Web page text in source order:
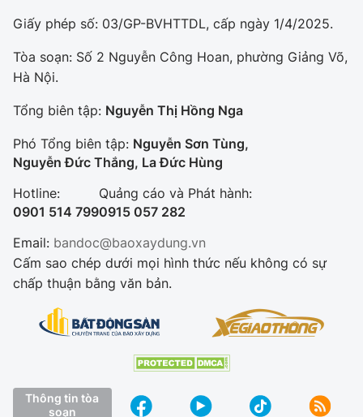
Giấy phép số: 03/GP-BVHTTDL, cấp ngày 1/4/2025.
Tòa soạn: Số 2 Nguyễn Công Hoan, phường Giảng Võ,
Hà Nội.
Tổng biên tập: Nguyễn Thị Hồng Nga
Phó Tổng biên tập: Nguyễn Sơn Tùng,
Nguyễn Đức Thắng, La Đức Hùng
Hotline:
0901 514 799
Quảng cáo và Phát hành:
0915 057 282
Email: bandoc@baoxaydung.vn
Cấm sao chép dưới mọi hình thức nếu không có sự
chấp thuận bằng văn bản.
Thông tin tòa
soạn